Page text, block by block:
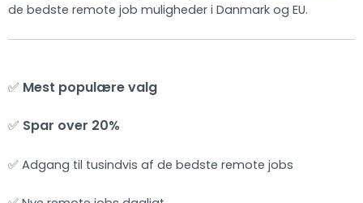
de bedste remote job muligheder i Danmark og EU.
✅ Mest populære valg
✅ Spar over 20%
✅ Adgang til tusindvis af de bedste remote jobs